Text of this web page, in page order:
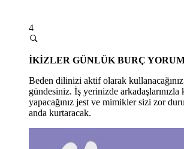
4
İKİZLER GÜNLÜK BURÇ
Beden dilinizi aktif olarak
gündesiniz. İş yerinizde arkadaşlarınızla
yapacağınız jest ve mimikler sizi zor
anda kurtaracak.